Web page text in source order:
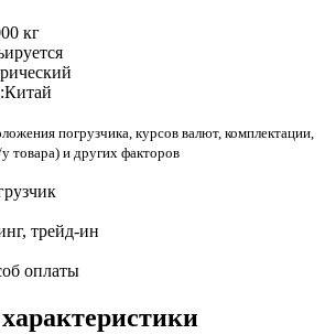
кг
Китай
погрузчика, курсов валют, комплектации,
товара) и других факторов
трейд-ин
оплаты